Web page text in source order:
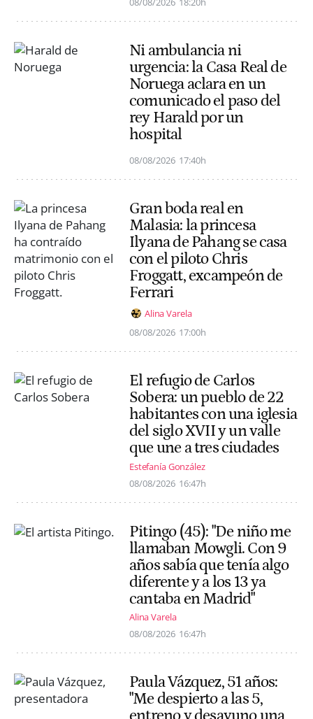
Ni ambulancia ni
urgencia: la Casa Real de
Noruega aclara en un
comunicado el paso del
rey Harald por un
hospital
08/08/2026 17:40h
Gran boda real en
Malasia: la princesa
Ilyana de Pahang se casa
con el piloto Chris
Froggatt, excampeón de
Ferrari
Alina Varela
08/08/2026 17:00h
El refugio de Carlos
Sobera: un pueblo de 22
habitantes con una iglesia
del siglo XVII y un valle
que une a tres ciudades
Estefanía González
08/08/2026 16:47h
Pitingo (45): "De niño me
llamaban Mowgli. Con 9
años sabía que tenía algo
diferente y a los 13 ya
cantaba en Madrid"
Alina Varela
08/08/2026 16:47h
Paula Vázquez, 51 años:
"Me despierto a las 5,